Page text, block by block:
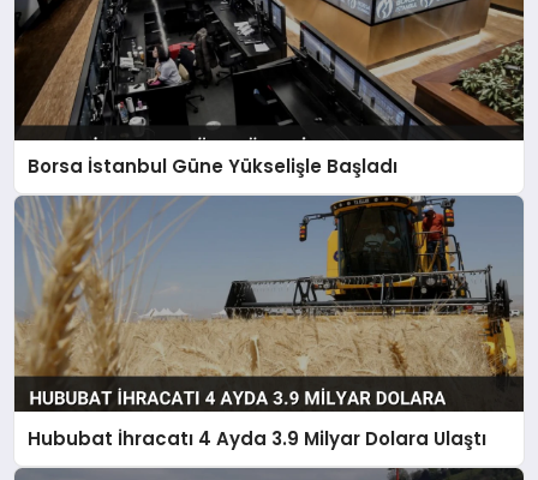
Borsa İstanbul Güne Yükselişle Başladı
Hububat İhracatı 4 Ayda 3.9 Milyar Dolara Ulaştı